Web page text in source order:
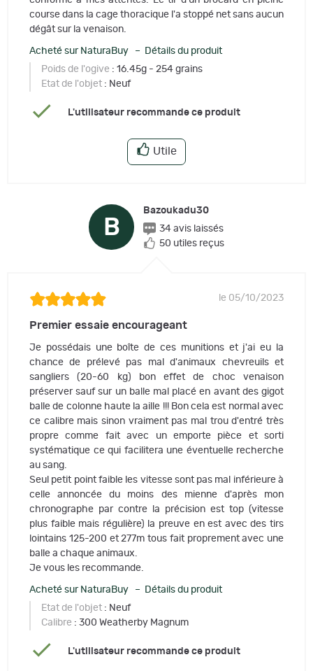
course dans la cage thoracique l'a stoppé net sans aucun
dégât sur la venaison.
Acheté sur NaturaBuy – Détails du produit
Poids de l'ogive : 16.45g - 254 grains
Etat de l'objet : Neuf
L'utilisateur recommande ce produit
Utile
B
Bazoukadu30
34 avis laissés
50 utiles reçus
le 05/10/2023
Premier essaie encourageant
Je possédais une boîte de ces munitions et j'ai eu la
chance de prélevé pas mal d'animaux chevreuils et
sangliers (20-60 kg) bon effet de choc venaison
préserver sauf sur un balle mal placé en avant des gigot
balle de colonne haute la aille !!! Bon cela est normal avec
ce calibre mais sinon vraiment pas mal trou d'entré très
propre comme fait avec un emporte pièce et sorti
systématique ce qui facilitera une éventuelle recherche
au sang.
Seul petit point faible les vitesse sont pas mal inférieure à
celle annoncée du moins des mienne d'après mon
chronographe par contre la précision est top (vitesse
plus faible mais régulière) la preuve en est avec des tirs
lointains 125-200 et 277m tous fait proprement avec une
balle a chaque animaux.
Je vous les recommande.
Acheté sur NaturaBuy – Détails du produit
Etat de l'objet : Neuf
Calibre : 300 Weatherby Magnum
L'utilisateur recommande ce produit